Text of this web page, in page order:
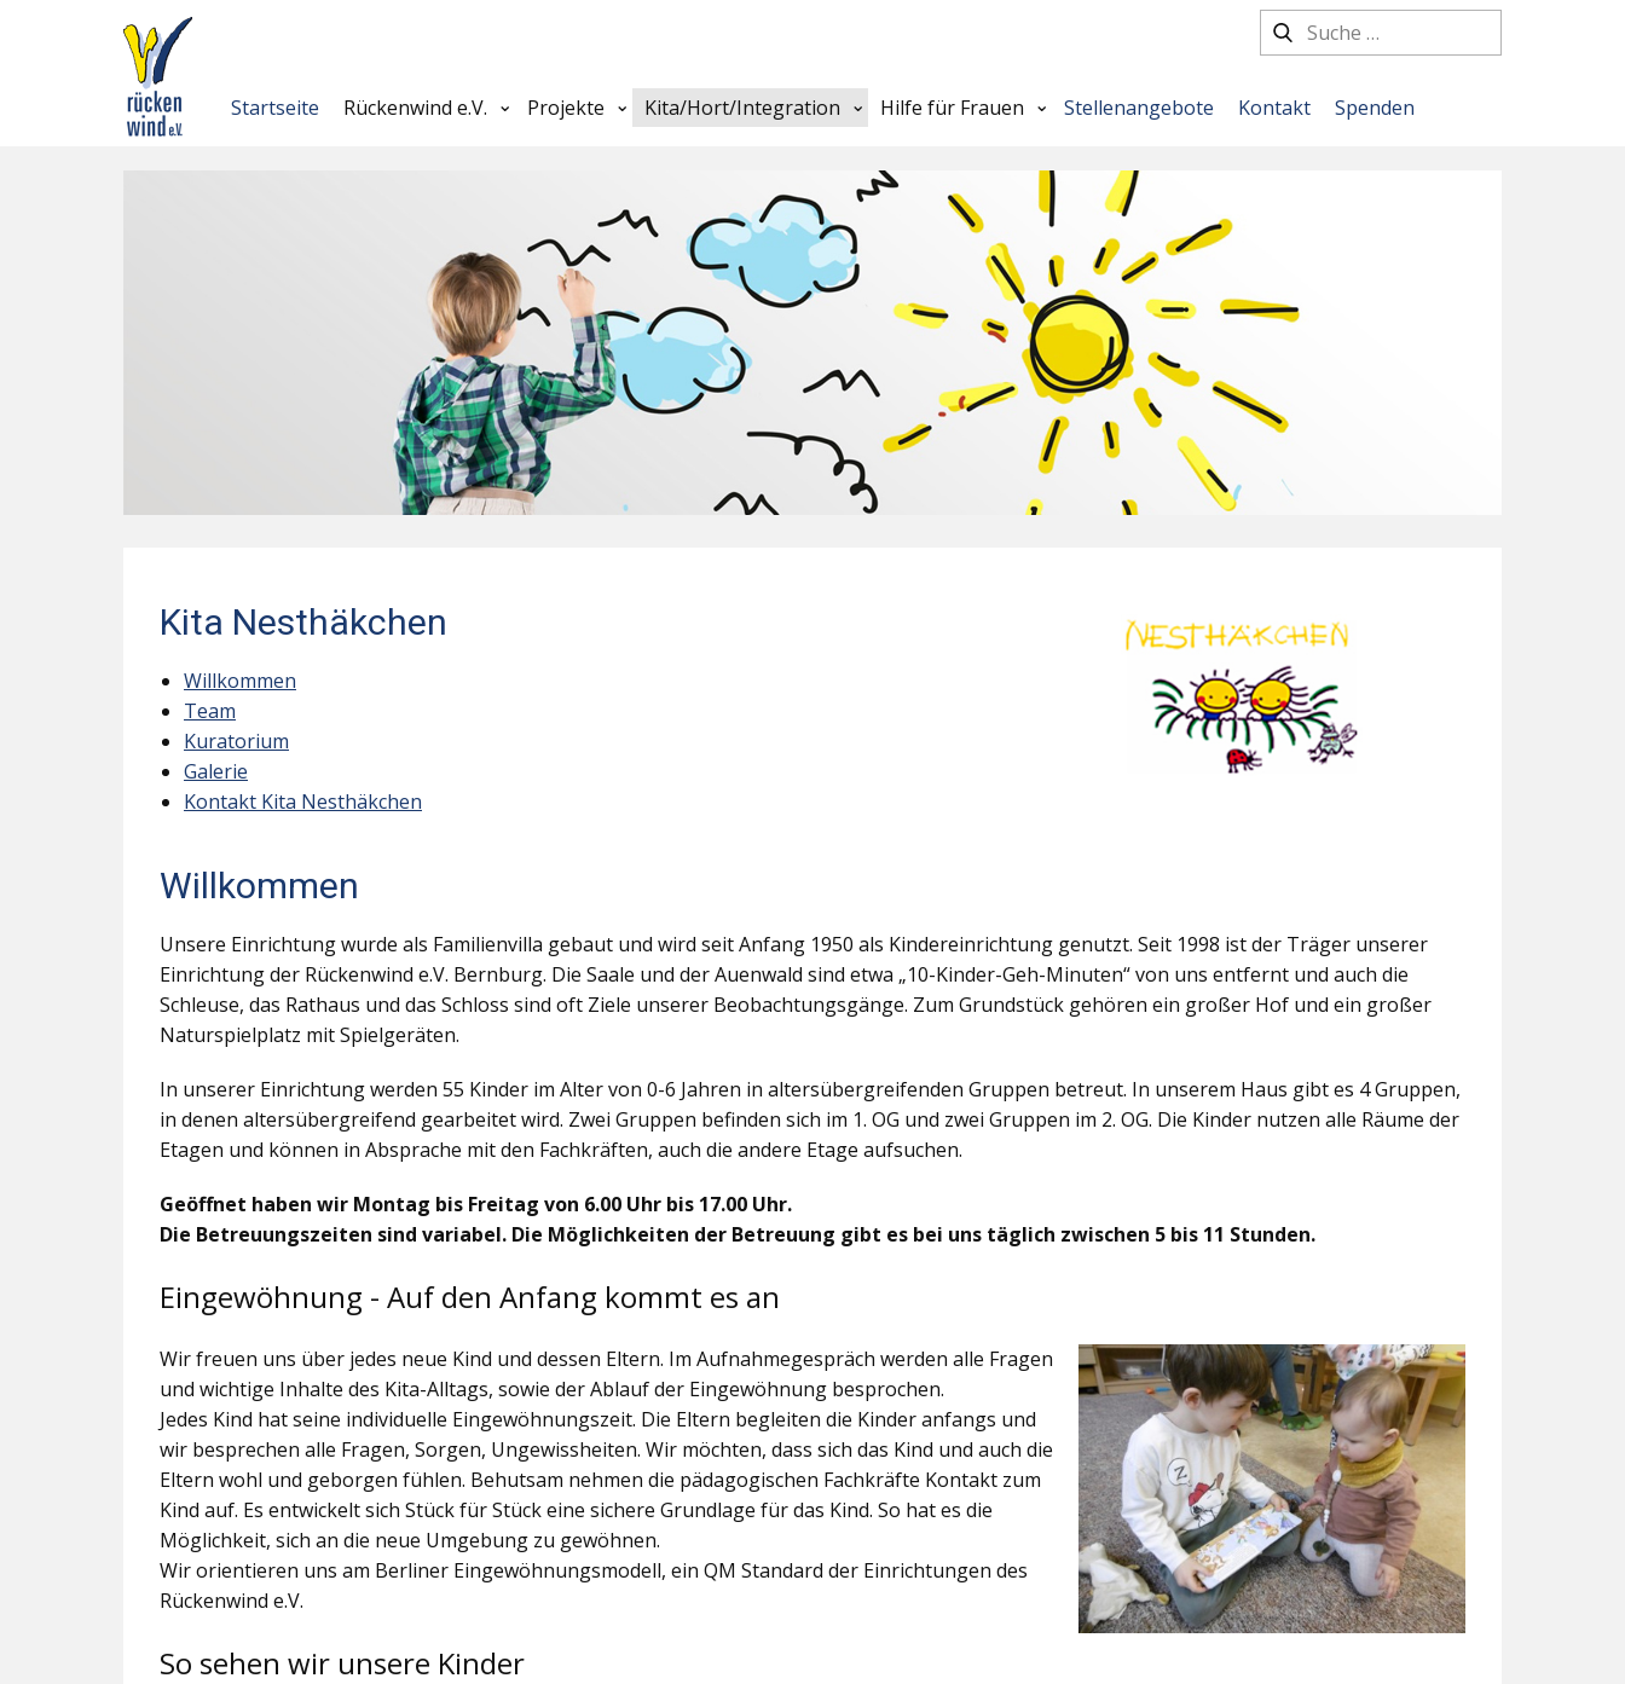
Startseite Rückenwind e.V. Projekte Kita/Hort/Integration Hilfe für Frauen Stellenangebote Kontakt Spenden
Kita Nesthäkchen
Willkommen
Team
Kuratorium
Galerie
Kontakt Kita Nesthäkchen
Willkommen
Unsere Einrichtung wurde als Familienvilla gebaut und wird seit Anfang 1950 als Kindereinrichtung genutzt. Seit 1998 ist der Träger unserer
Einrichtung der Rückenwind e.V. Bernburg. Die Saale und der Auenwald sind etwa „10-Kinder-Geh-Minuten“ von uns entfernt und auch die
Schleuse, das Rathaus und das Schloss sind oft Ziele unserer Beobachtungsgänge. Zum Grundstück gehören ein großer Hof und ein großer
Naturspielplatz mit Spielgeräten.
In unserer Einrichtung werden 55 Kinder im Alter von 0-6 Jahren in altersübergreifenden Gruppen betreut. In unserem Haus gibt es 4 Gruppen,
in denen altersübergreifend gearbeitet wird. Zwei Gruppen befinden sich im 1. OG und zwei Gruppen im 2. OG. Die Kinder nutzen alle Räume der
Etagen und können in Absprache mit den Fachkräften, auch die andere Etage aufsuchen.
Geöffnet haben wir Montag bis Freitag von 6.00 Uhr bis 17.00 Uhr.
Die Betreuungszeiten sind variabel. Die Möglichkeiten der Betreuung gibt es bei uns täglich zwischen 5 bis 11 Stunden.
Eingewöhnung - Auf den Anfang kommt es an
Wir freuen uns über jedes neue Kind und dessen Eltern. Im Aufnahmegespräch werden alle Fragen
und wichtige Inhalte des Kita-Alltags, sowie der Ablauf der Eingewöhnung besprochen.
Jedes Kind hat seine individuelle Eingewöhnungszeit. Die Eltern begleiten die Kinder anfangs und
wir besprechen alle Fragen, Sorgen, Ungewissheiten. Wir möchten, dass sich das Kind und auch die
Eltern wohl und geborgen fühlen. Behutsam nehmen die pädagogischen Fachkräfte Kontakt zum
Kind auf. Es entwickelt sich Stück für Stück eine sichere Grundlage für das Kind. So hat es die
Möglichkeit, sich an die neue Umgebung zu gewöhnen.
Wir orientieren uns am Berliner Eingewöhnungsmodell, ein QM Standard der Einrichtungen des
Rückenwind e.V.
So sehen wir unsere Kinder